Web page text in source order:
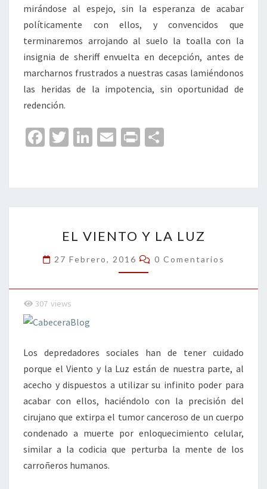
mirándose al espejo, sin la esperanza de acabar
políticamente con ellos, y convencidos que
terminaremos arrojando al suelo la toalla con la
insignia de sheriff envuelta en decepción, antes de
marcharnos frustrados a nuestras casas lamiéndonos
las heridas de la impotencia, sin oportunidad de
redención.
Fa
o
o
T
er
Li
dI
n
E
l
Pr
p
ar
tir
VIENTO
Y
LA
LUZ
EL VIENTO Y LA LUZ
27 Febrero, 2016 Comentarios
0 Comentarios
307 views
Los depredadores sociales han de tener cuidado
porque el Viento y la Luz están de nuestra parte, al
acecho y dispuestos a utilizar su infinito poder para
acabar con ellos, haciéndolo con la precisión del
cirujano que extirpa el tumor canceroso de un cuerpo
condenado a muerte por enloquecimiento celular,
similar a la codicia que perturba la mente de los
carroñeros humanos.